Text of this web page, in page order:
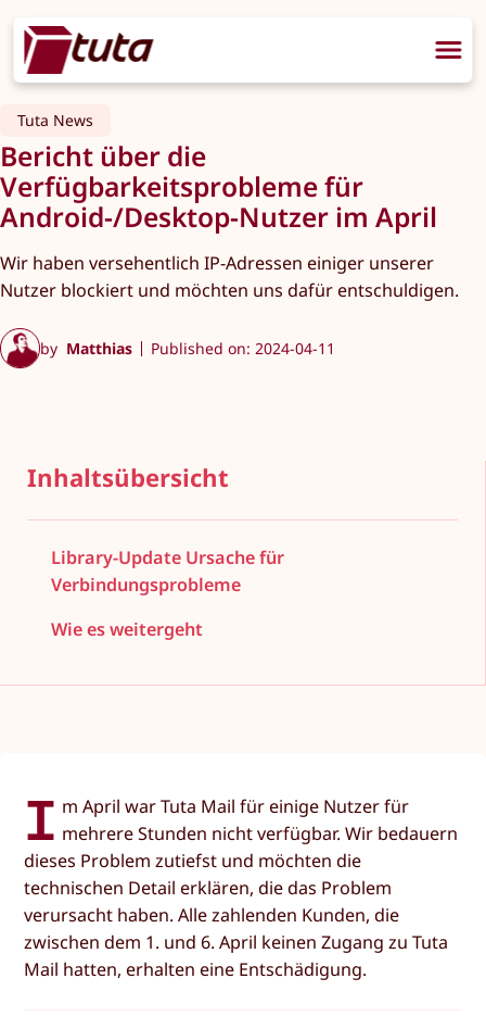
Tuta News
Bericht über die
Verfügbarkeitsprobleme für
Android-/Desktop-Nutzer im April
Wir haben versehentlich IP-Adressen einiger unserer
Nutzer blockiert und möchten uns dafür entschuldigen.
by Matthias Published on: 2024-04-11
Inhaltsübersicht
Library-Update Ursache für
Verbindungsprobleme
Wie es weitergeht
I m April war Tuta Mail für einige Nutzer für
mehrere Stunden nicht verfügbar. Wir bedauern
dieses Problem zutiefst und möchten die
technischen Detail erklären, die das Problem
verursacht haben. Alle zahlenden Kunden, die
zwischen dem 1. und 6. April keinen Zugang zu Tuta
Mail hatten, erhalten eine Entschädigung.